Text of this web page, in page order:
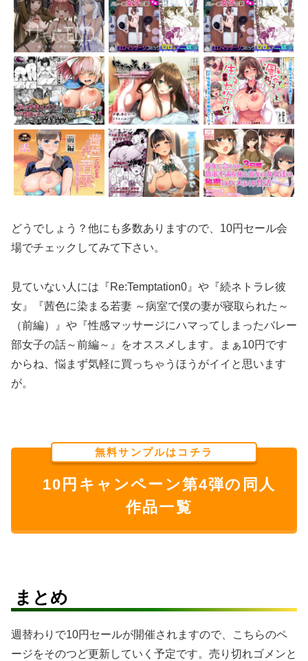
どうでしょう？他にも多数ありますので、10円セール会
場でチェックしてみて下さい。
見ていない人には『Re:Temptation0』や『続ネトラレ彼
女』『茜色に染まる若妻 ～病室で僕の妻が寝取られた～
（前編）』や『性感マッサージにハマってしまったバレー
部女子の話～前編～』をオススメします。まぁ10円です
からね、悩まず気軽に買っちゃうほうがイイと思います
が。
無料サンプルはコチラ
10円キャンペーン第4弾の同人
作品一覧
まとめ
週替わりで10円セールが開催されますので、こちらのペ
ージをそのつど更新していく予定です。売り切れゴメンと